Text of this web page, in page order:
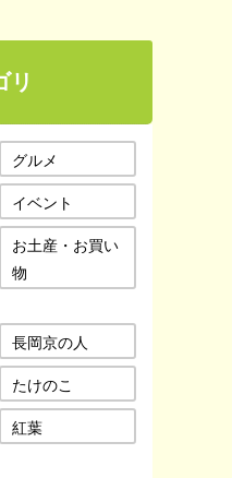
リ
グルメ
イベント
お土産・お買い
物
長岡京の人
たけのこ
紅葉